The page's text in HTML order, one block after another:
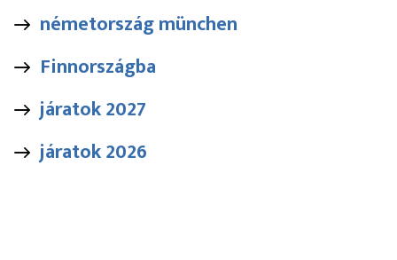
németország münchen
Finnországba
járatok 2027
járatok 2026